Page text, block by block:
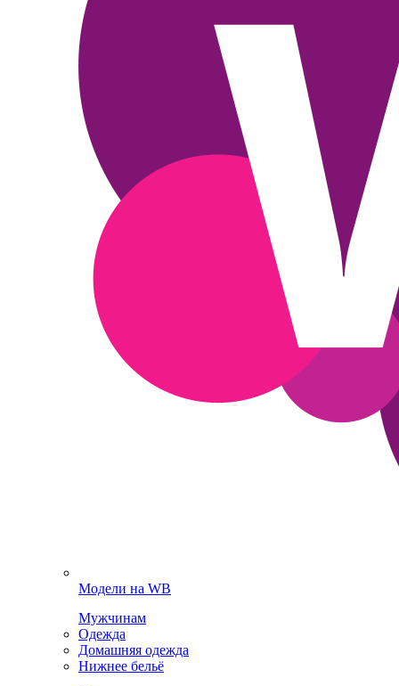
Модели на WB
Мужчинам
Одежда
Домашняя одежда
Нижнее бельё